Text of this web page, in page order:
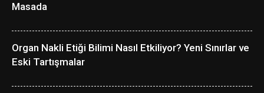
Masada
Organ Nakli Etiği Bilimi Nasıl Etkiliyor? Yeni Sınırlar ve
Eski Tartışmalar